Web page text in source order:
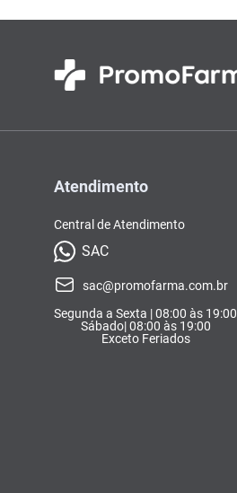
Atendimento
Central de Atendimento
SAC
sac@promofarma.com.br
Segunda a Sexta | 08:00 às 19:00
Sábado| 08:00 às 19:00
Exceto Feriados